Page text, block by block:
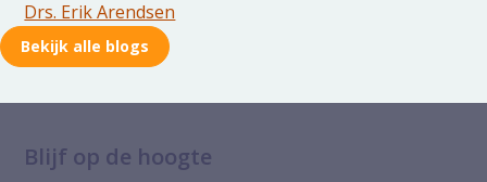
Drs. Erik Arendsen
Bekijk alle blogs
Blijf op de hoogte